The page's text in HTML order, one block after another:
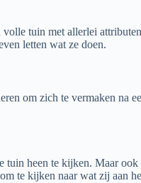
tuin met allerlei
letten wat ze doen.
om zich te vermaken na
tuin heen te kijken. Maar
te kijken naar wat zij aan